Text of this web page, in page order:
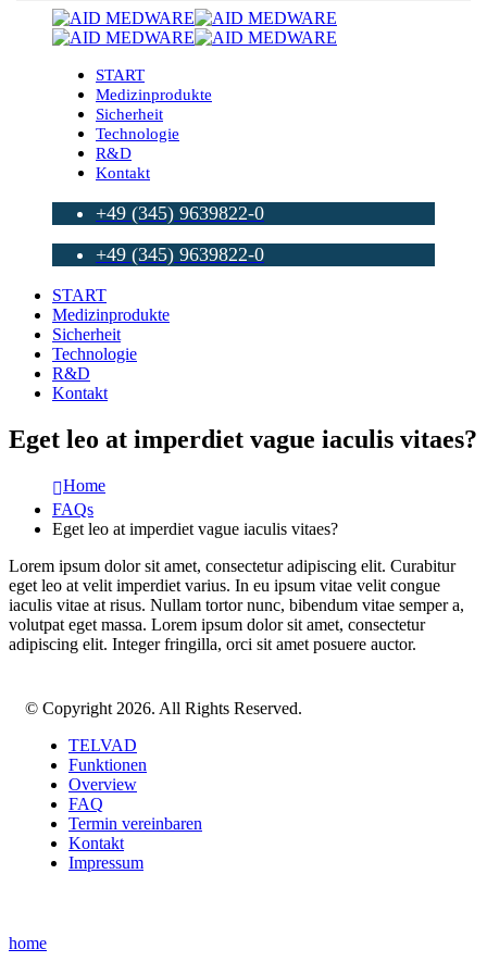
START
Medizinprodukte
Sicherheit
Technologie
R&D
Kontakt
+49 (345) 9639822-0
+49 (345) 9639822-0
START
Medizinprodukte
Sicherheit
Technologie
R&D
Kontakt
Eget leo at imperdiet vague iaculis vitaes?
Home
FAQs
Eget leo at imperdiet vague iaculis vitaes?
Lorem ipsum dolor sit amet, consectetur adipiscing elit. Curabitur
eget leo at velit imperdiet varius. In eu ipsum vitae velit congue
iaculis vitae at risus. Nullam tortor nunc, bibendum vitae semper a,
volutpat eget massa. Lorem ipsum dolor sit amet, consectetur
adipiscing elit. Integer fringilla, orci sit amet posuere auctor.
© Copyright 2026. All Rights Reserved.
TELVAD
Funktionen
Overview
FAQ
Termin vereinbaren
Kontakt
Impressum
home